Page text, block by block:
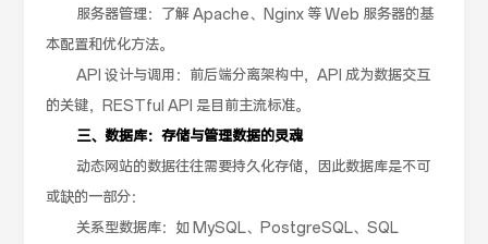
服务器管理：了解 Apache、Nginx 等 Web 服务器的基
本配置和优化方法。
API 设计与调用：前后端分离架构中，API 成为数据交互
的关键，RESTful API 是目前主流标准。
三、数据库：存储与管理数据的灵魂
动态网站的数据往往需要持久化存储，因此数据库是不可
或缺的一部分：
关系型数据库：如 MySQL、PostgreSQL、SQL